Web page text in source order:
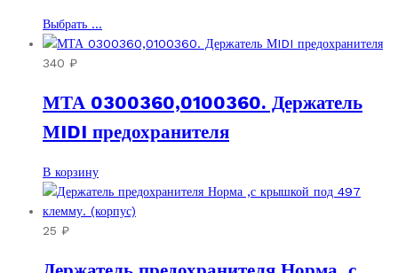
Выбрать ...
товар
вариаций.
можно
странице
товара.
340 ₽
МТА 0300360,0100360. Держатель
МIDI предохранителя
В корзину
25 ₽